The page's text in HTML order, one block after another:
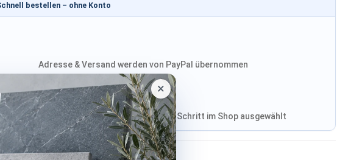
×
bestellen – ohne Konto
Adresse & Versand werden von PayPal übernommen
Adresse von Klarna, Versand wird im finalen Schritt im Shop ausgewählt
Bezahlen mit